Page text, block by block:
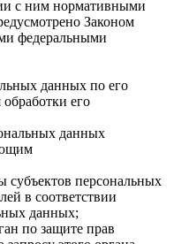
с ним нормативными
Законом
федеральными
данных по его
его
данных
субъектов персональных
в соответствии
данных;
по защите прав